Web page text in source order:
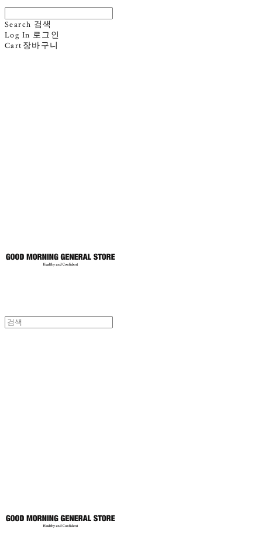
Search 검색
Log In 로그인
Cart 장바구니